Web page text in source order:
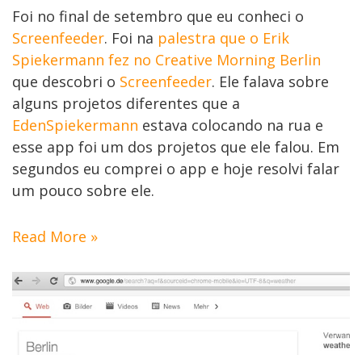
Foi no final de setembro que eu conheci o
Screenfeeder. Foi na palestra que o Erik
Spiekermann fez no Creative Morning Berlin
que descobri o Screenfeeder. Ele falava sobre
alguns projetos diferentes que a
EdenSpiekermann estava colocando na rua e
esse app foi um dos projetos que ele falou. Em
segundos eu comprei o app e hoje resolvi falar
um pouco sobre ele.
Read More »